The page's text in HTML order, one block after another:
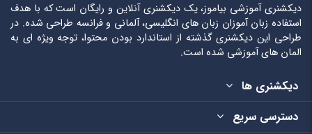
دیکشنری آموزشی بیاموز، یک دیکشنری آنلاین و رایگان است که با هدف
استفاده زبان آموزان زبان های انگلیسی، آلمانی و فرانسه طراحی شده. در
طراحی این دیکشنری گذشته از استاندارد بودن محتوا، توجه ویژه ای به
المان های آموزشی شده است.
دیکشنری ها
دسترسی سریع